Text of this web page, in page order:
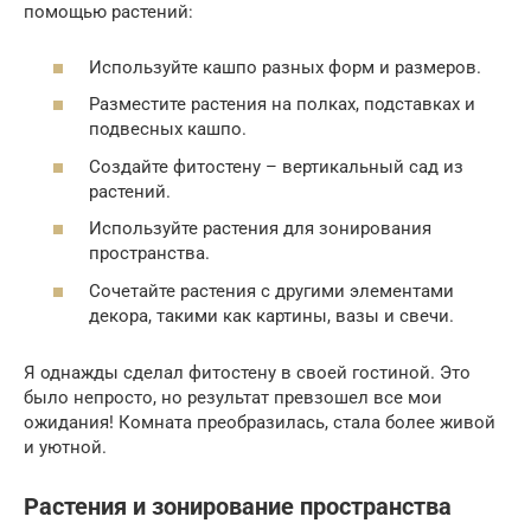
помощью растений:
Используйте кашпо разных форм и размеров.
Разместите растения на полках, подставках и
подвесных кашпо.
Создайте фитостену – вертикальный сад из
растений.
Используйте растения для зонирования
пространства.
Сочетайте растения с другими элементами
декора, такими как картины, вазы и свечи.
Я однажды сделал фитостену в своей гостиной. Это
было непросто, но результат превзошел все мои
ожидания! Комната преобразилась, стала более живой
и уютной.
Растения и зонирование пространства